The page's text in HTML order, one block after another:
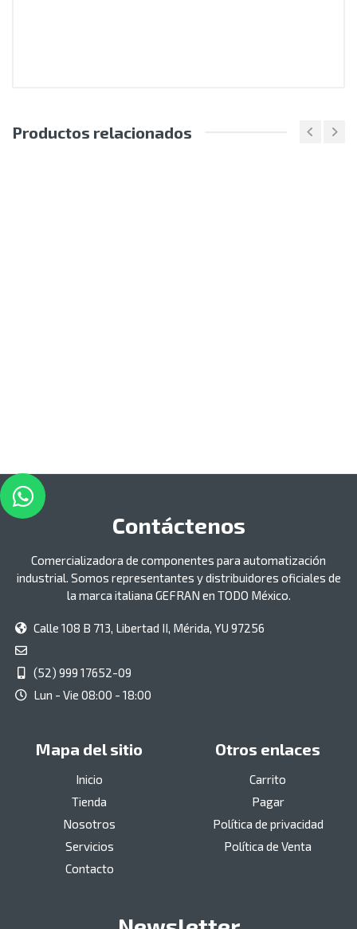
Productos relacionados
Contáctenos
Comercializadora de componentes para automatización
industrial. Somos representantes y distribuidores oficiales de
la marca italiana GEFRAN en TODO México.
Calle 108 B 713, Libertad II, Mérida, YU 97256
(52) 999 17652-09
Lun - Vie 08:00 - 18:00
Mapa del sitio
Inicio
Tienda
Nosotros
Servicios
Contacto
Otros enlaces
Carrito
Pagar
Política de privacidad
Política de Venta